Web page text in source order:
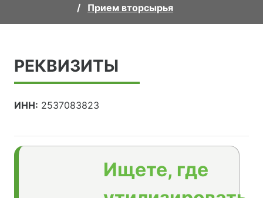
Прием вторсырья
РЕКВИЗИТЫ
ИНН: 2537083823
Ищете, где